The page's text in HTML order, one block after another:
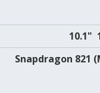
10.1"
Snapdragon 821